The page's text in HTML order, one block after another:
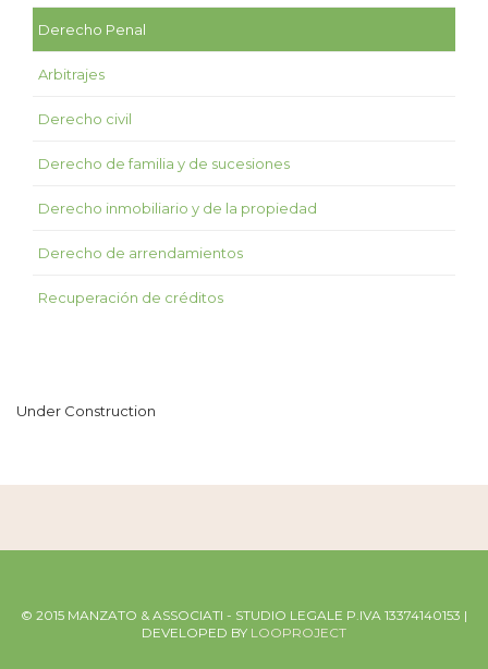
Derecho Penal
Arbitrajes
Derecho civil
Derecho de familia y de sucesiones
Derecho inmobiliario y de la propiedad
Derecho de arrendamientos
Recuperación de créditos
Under Construction
© 2015 MANZATO & ASSOCIATI - STUDIO LEGALE P.IVA 13374140153 |
DEVELOPED BY LOOPROJECT